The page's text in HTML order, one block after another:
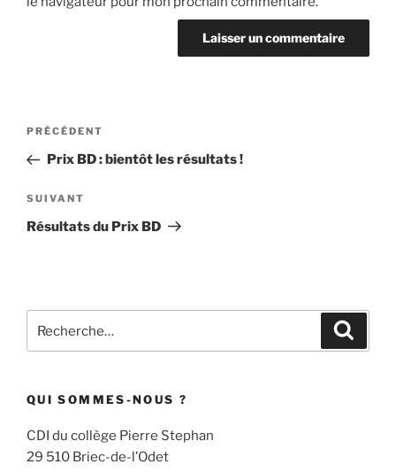
Navigation
l’article
Article
précédent
PRÉCÉDENT
Prix BD : bientôt les résultats !
Article
suivant
SUIVANT
Résultats du Prix BD
pour
QUI SOMMES-NOUS ?
CDI du collège Pierre Stephan
29 510 Briec-de-l’Odet